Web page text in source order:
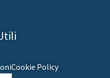
Cookie Policy